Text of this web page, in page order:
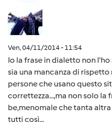
Ven, 04/11/2014 - 11:54
Io la frase in dialetto non
sia una mancanza di
persone che usano questo
correttezza...,ma non solo la
be,menomale che tanta altra
tutti così...